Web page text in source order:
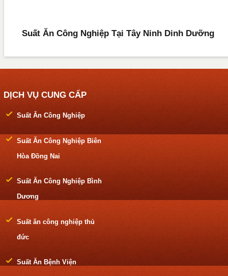
Suất Ăn Công Nghiệp Tại Tây Ninh Dinh Dưỡng
DỊCH VỤ CUNG CẤP
Suất Ăn Công Nghiệp
Suất Ăn Công Nghiệp Biên
Hòa Đồng Nai
Suất Ăn Công Nghiệp Bình
Dương
Suất ăn công nghiệp thủ
đức
Suất Ăn Bệnh Viện